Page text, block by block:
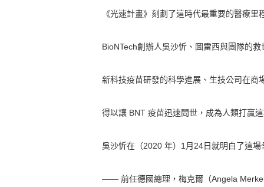
《光速計畫》刻劃了這時代最重要的醫療里
BioNTech創辦人吳沙忻、圖雷西與團隊的救
新科技疫苗研發的科學進展、生技公司在商
得以讓 BNT 疫苗迅速問世，成為人類打贏
吳沙忻在（2020 年）1月24日就明白了這
—— 前任德國總理，梅克爾（Angela